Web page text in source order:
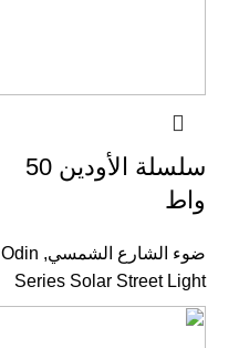
سلسلة الأودين 50
واط
ضوء الشارع الشمسي,
Odin
Series Solar Street Light